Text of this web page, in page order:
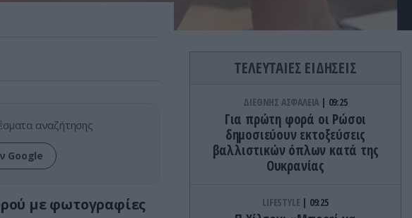
αναζήτησης
Google
με φωτογραφίες
ΤΕΛΕΥΤΑΙΕΣ ΕΙΔΗΣΕΙΣ
ΔΙΕΘΝΗΣ ΑΣΦΑΛΕΙΑ 09:25
Για πρώτη φορά οι Ρώσοι
δημοσιεύουν εκτοξεύσεις
βαλλιστικών όπλων κατά της
Ουκρανίας
LIFESTYLE 09:25